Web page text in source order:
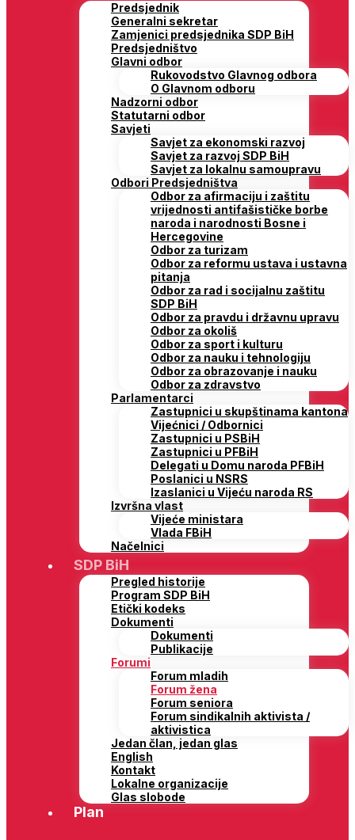
Predsjednik
Generalni sekretar
Zamjenici predsjednika SDP BiH
Predsjedništvo
Glavni odbor
Rukovodstvo Glavnog odbora
O Glavnom odboru
Nadzorni odbor
Statutarni odbor
Savjeti
Savjet za ekonomski razvoj
Savjet za razvoj SDP BiH
Savjet za lokalnu samoupravu
Odbori Predsjedništva
Odbor za afirmaciju i zaštitu
vrijednosti antifašističke borbe
naroda i narodnosti Bosne i
Hercegovine
Odbor za turizam
Odbor za reformu ustava i ustavna
pitanja
Odbor za rad i socijalnu zaštitu
SDP BiH
Odbor za pravdu i državnu upravu
Odbor za okoliš
Odbor za sport i kulturu
Odbor za nauku i tehnologiju
Odbor za obrazovanje i nauku
Odbor za zdravstvo
Parlamentarci
Zastupnici u skupštinama kantona
Vijećnici / Odbornici
Zastupnici u PSBiH
Zastupnici u PFBiH
Delegati u Domu naroda PFBiH
Poslanici u NSRS
Izaslanici u Vijeću naroda RS
Izvršna vlast
Vijeće ministara
Vlada FBiH
Načelnici
SDP BiH
Pregled historije
Program SDP BiH
Etički kodeks
Dokumenti
Dokumenti
Publikacije
Forumi
Forum mladih
Forum žena
Forum seniora
Forum sindikalnih aktivista /
aktivistica
Jedan član, jedan glas
English
Kontakt
Lokalne organizacije
Glas slobode
Plan